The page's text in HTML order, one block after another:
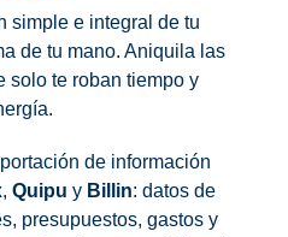
simple e integral de tu
de tu mano. Aniquila las
solo te roban tiempo y
de información
, Quipu y Billin: datos de
presupuestos, gastos y